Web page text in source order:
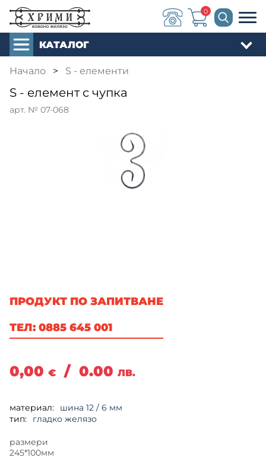
0
КАТАЛОГ
Начало > S - елементи
S - елемент с чупка
арт. № 07-068
ПРОДУКТ ПО ЗАПИТВАНЕ
ТЕЛ: 0885 645 001
0,00 € / 0.00 ЛВ.
материал:
шина 12 / 6 мм
тип:
гладко желязо
размери
245*100мм